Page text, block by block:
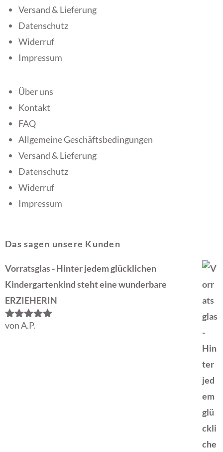
Versand & Lieferung
Datenschutz
Widerruf
Impressum
Über uns
Kontakt
FAQ
Allgemeine Geschäftsbedingungen
Versand & Lieferung
Datenschutz
Widerruf
Impressum
Das sagen unsere Kunden
Vorratsglas - Hinter jedem glücklichen
Kindergartenkind steht eine wunderbare
ERZIEHERIN
Bewertet
von A.P.